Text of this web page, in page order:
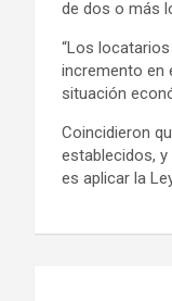
de dos o más
“Los
incremento en
situación
Coincidieron
establecidos,
es aplicar la